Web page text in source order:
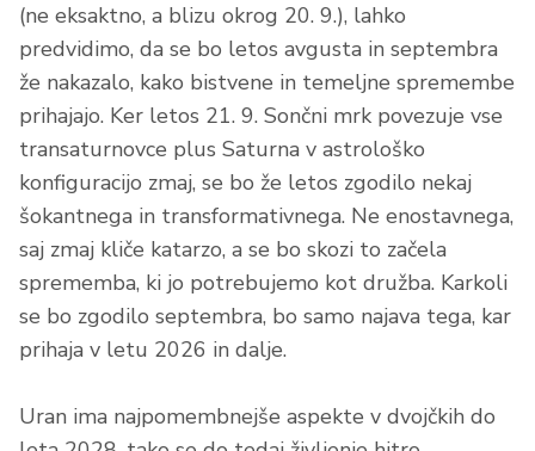
(ne eksaktno, a blizu okrog 20. 9.), lahko
predvidimo, da se bo letos avgusta in septembra
že nakazalo, kako bistvene in temeljne spremembe
prihajajo. Ker letos 21. 9. Sončni mrk povezuje vse
transaturnovce plus Saturna v astrološko
konfiguracijo zmaj, se bo že letos zgodilo nekaj
šokantnega in transformativnega. Ne enostavnega,
saj zmaj kliče katarzo, a se bo skozi to začela
sprememba, ki jo potrebujemo kot družba. Karkoli
se bo zgodilo septembra, bo samo najava tega, kar
prihaja v letu 2026 in dalje.
Uran ima najpomembnejše aspekte v dvojčkih do